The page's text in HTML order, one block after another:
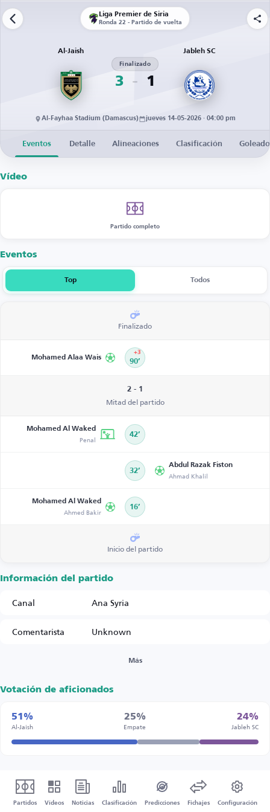
Liga Premier de Siria
Ronda 22 - Partido de vuelta
Al-Jaish
3
Finalizado
1
Jableh SC
Al-Fayhaa Stadium (Damascus) jueves 14-05-2026 · 04:00 pm
Eventos Detalle Alineaciones Clasificación
Vídeo
Partido completo
Eventos
Top Todos
Finalizado
Mohamed Alaa Wais 90’
+3
2 - 1
Mitad del partido
Mohamed Al Waked
Penal 42’
32’
Abdul Razak Fiston
Ahmad Khalil
Mohamed Al Waked
Ahmed Bakir 16’
Inicio del partido
Información del partido
Canal
Ana Syria
Comentarista
Unknown
Más
Votación de aficionados
51%
Al-Jaish
25%
Empate
24%
Jableh SC
Partidos Vídeos Noticias Clasificación Predicciones Fichajes Configuración